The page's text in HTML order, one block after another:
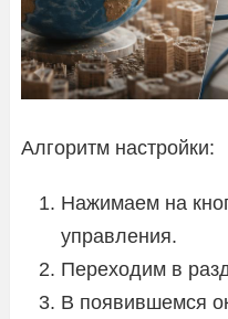
Алгоритм настройки:
Нажимаем на
управления.
Переходим в
В появившемся